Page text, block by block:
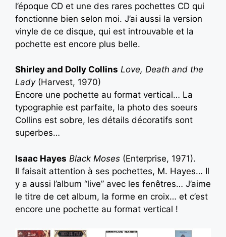
l’époque CD et une des rares pochettes CD qui
fonctionne bien selon moi. J’ai aussi la version
vinyle de ce disque, qui est introuvable et la
pochette est encore plus belle.
Shirley and Dolly Collins Love, Death and the
Lady(Harvest, 1970)
Encore une pochette au format vertical… La
typographie est parfaite, la photo des soeurs
Collins est sobre, les détails décoratifs sont
superbes…
Isaac Hayes Black Moses (Enterprise, 1971).
Il faisait attention à ses pochettes, M. Hayes… Il
y a aussi l’album “live” avec les fenêtres… J’aime
le titre de cet album, la forme en croix… et c’est
encore une pochette au format vertical !